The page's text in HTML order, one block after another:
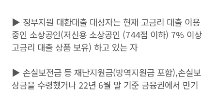
▶ 정부지원 대환대출 대상자는 현재 고금리 대출 이용
중인 소상공인(저신용 소상공인 (744점 이하) 7% 이상
고금리 대출 상품 보유) 하고 있는 자
▶ 손실보전금 등 재난지원금(방역지원금 포함),손실보
상금을 수령했거나 22년 6월 말 기준 금융권에서 만기